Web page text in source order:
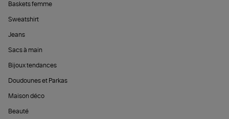
Baskets femme
Sweatshirt
Jeans
Sacs à main
Bijoux tendances
Doudounes et Parkas
Maison déco
Beauté